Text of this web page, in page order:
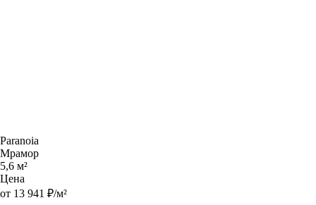
Paranoia
Мрамор
5,6 м²
Цена
от 13 941 ₽/м²